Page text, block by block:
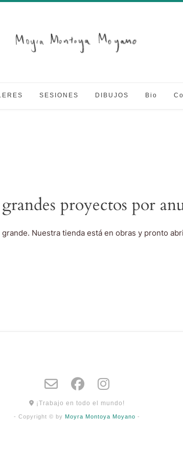
SESIONES DIBUJOS Bio
proyectos por
Nuestra tienda está en obras y pronto
¡Trabajo en todo el mundo!
- Copyright © by Moyra Montoya Moyano -